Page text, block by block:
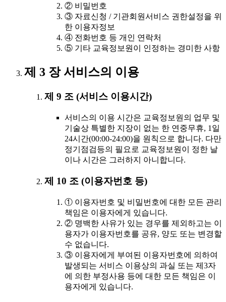
② 비밀번호
③ 자료신청 / 기관회원서비스 권한설정을 위
한 이용자정보
④ 전화번호 등 개인 연락처
⑤ 기타 교육정보원이 인정하는 경미한 사항
제 3 장 서비스의 이용
제 9 조 (서비스 이용시간)
서비스의 이용 시간은 교육정보원의 업무 및
기술상 특별한 지장이 없는 한 연중무휴, 1일
24시간(00:00-24:00)을 원칙으로 합니다. 다만
정기점검등의 필요로 교육정보원이 정한 날
이나 시간은 그러하지 아니합니다.
제 10 조 (이용자번호 등)
① 이용자번호 및 비밀번호에 대한 모든 관리
책임은 이용자에게 있습니다.
② 명백한 사유가 있는 경우를 제외하고는 이
용자가 이용자번호를 공유, 양도 또는 변경할
수 없습니다.
③ 이용자에게 부여된 이용자번호에 의하여
발생되는 서비스 이용상의 과실 또는 제3자
에 의한 부정사용 등에 대한 모든 책임은 이
용자에게 있습니다.